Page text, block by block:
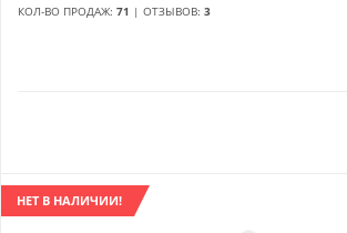
КОЛ-ВО ПРОДАЖ: 71 | ОТЗЫВОВ: 3
НЕТ В НАЛИЧИИ!